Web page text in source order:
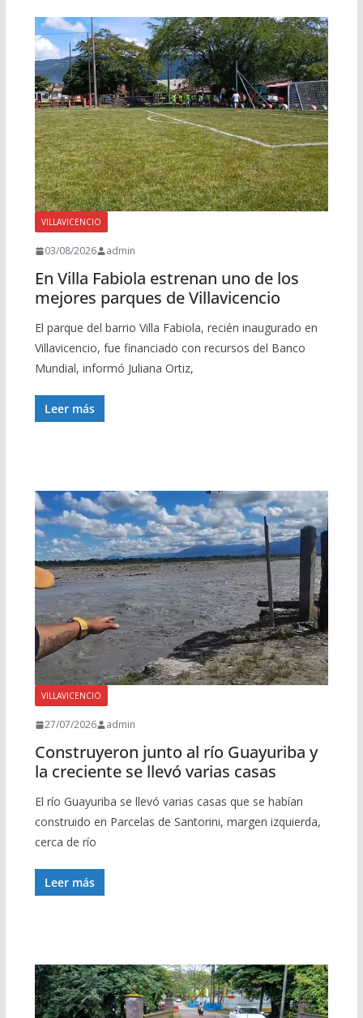
VILLAVICENCIO
03/08/2026 admin
En Villa Fabiola estrenan uno de los
mejores parques de Villavicencio
El parque del barrio Villa Fabiola, recién inaugurado en
Villavicencio, fue financiado con recursos del Banco
Mundial, informó Juliana Ortiz,
Leer más
VILLAVICENCIO
27/07/2026 admin
Construyeron junto al río Guayuriba y
la creciente se llevó varias casas
El río Guayuriba se llevó varias casas que se habían
construido en Parcelas de Santorini, margen izquierda,
cerca de río
Leer más